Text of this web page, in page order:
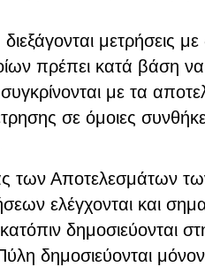
μετρήσεις
πρέπει κατά βάση
με τα
σε όμοιες
των Αποτελεσμάτων
ελέγχονται και
δημοσιεύονται
δημοσιεύονται